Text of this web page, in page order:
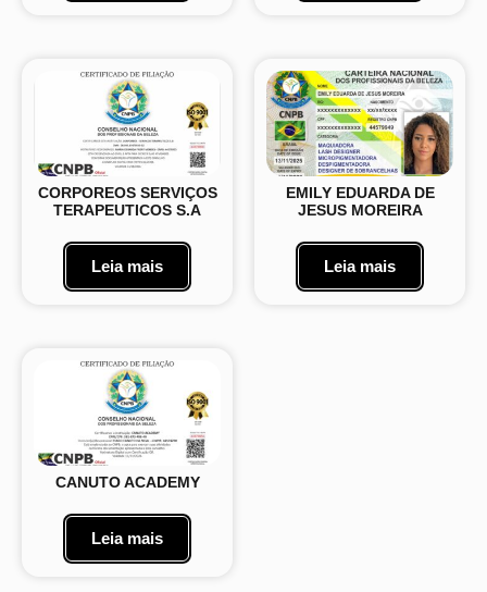
CORPOREOS SERVIÇOS
TERAPEUTICOS S.A
Leia mais
EMILY EDUARDA DE
JESUS MOREIRA
Leia mais
CANUTO ACADEMY
Leia mais